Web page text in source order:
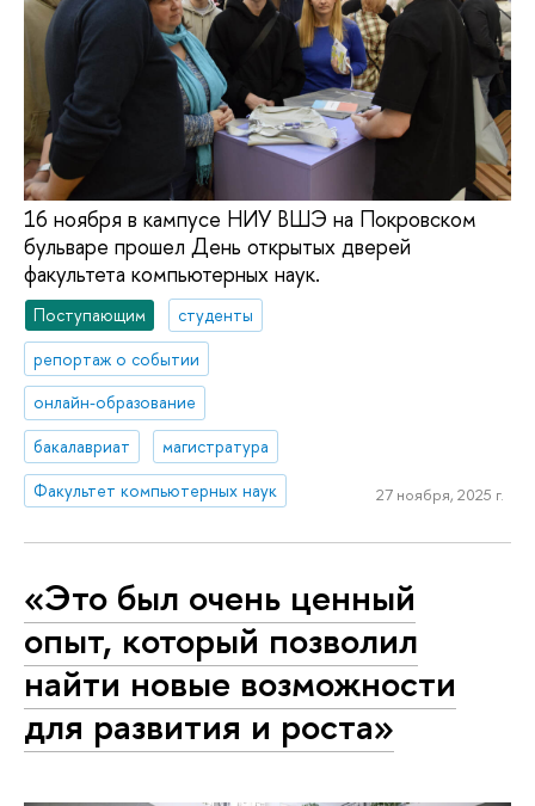
16 ноября в кампусе НИУ ВШЭ на Покровском
бульваре прошел День открытых дверей
факультета компьютерных наук.
Поступающим
студенты
репортаж о событии
онлайн-образование
бакалавриат
магистратура
Факультет компьютерных наук
27 ноября, 2025 г.
«‎Это был очень ценный
опыт, который позволил
найти новые возможности
для развития и роста»